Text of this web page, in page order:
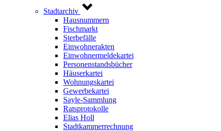
Stadtarchiv
Hausnummern
Fischmarkt
Sterbefälle
Einwohnerakten
Einwohnermeldekartei
Personenstandsbücher
Häuserkartei
Wohnungskartei
Gewerbekartei
Sayle-Sammlung
Ratsprotokolle
Elias Holl
Stadtkammerrechnung